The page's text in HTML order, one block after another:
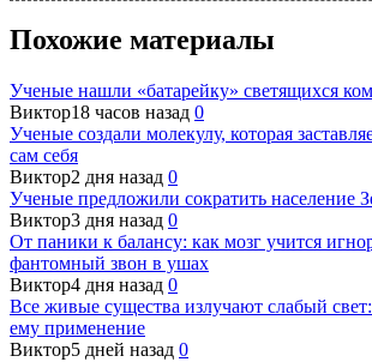
Похожие материалы
Ученые нашли «батарейку» светящихся
Виктор18 часов назад 0
Ученые создали молекулу, которая
сам себя
Виктор2 дня назад 0
Ученые предложили сократить население
Виктор3 дня назад 0
От паники к балансу: как мозг учится
фантомный звон в ушах
Виктор4 дня назад 0
Все живые существа излучают слабый
ему применение
Виктор5 дней назад 0